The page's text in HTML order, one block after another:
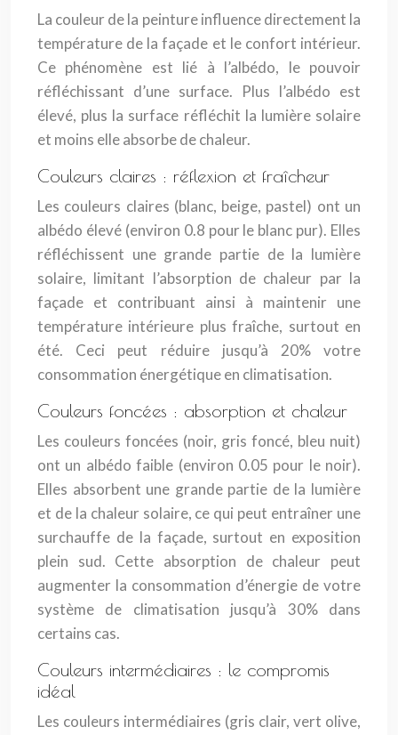
La couleur de la peinture influence directement la
température de la façade et le confort intérieur.
Ce phénomène est lié à l’albédo, le pouvoir
réfléchissant d’une surface. Plus l’albédo est
élevé, plus la surface réfléchit la lumière solaire
et moins elle absorbe de chaleur.
Couleurs claires : réflexion et fraîcheur
Les couleurs claires (blanc, beige, pastel) ont un
albédo élevé (environ 0.8 pour le blanc pur). Elles
réfléchissent une grande partie de la lumière
solaire, limitant l’absorption de chaleur par la
façade et contribuant ainsi à maintenir une
température intérieure plus fraîche, surtout en
été. Ceci peut réduire jusqu’à 20% votre
consommation énergétique en climatisation.
Couleurs foncées : absorption et chaleur
Les couleurs foncées (noir, gris foncé, bleu nuit)
ont un albédo faible (environ 0.05 pour le noir).
Elles absorbent une grande partie de la lumière
et de la chaleur solaire, ce qui peut entraîner une
surchauffe de la façade, surtout en exposition
plein sud. Cette absorption de chaleur peut
augmenter la consommation d’énergie de votre
système de climatisation jusqu’à 30% dans
certains cas.
Couleurs intermédiaires : le compromis
idéal
Les couleurs intermédiaires (gris clair, vert olive,